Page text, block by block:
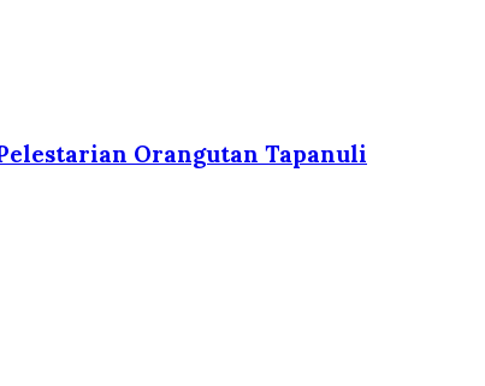
Orangutan Tapanuli